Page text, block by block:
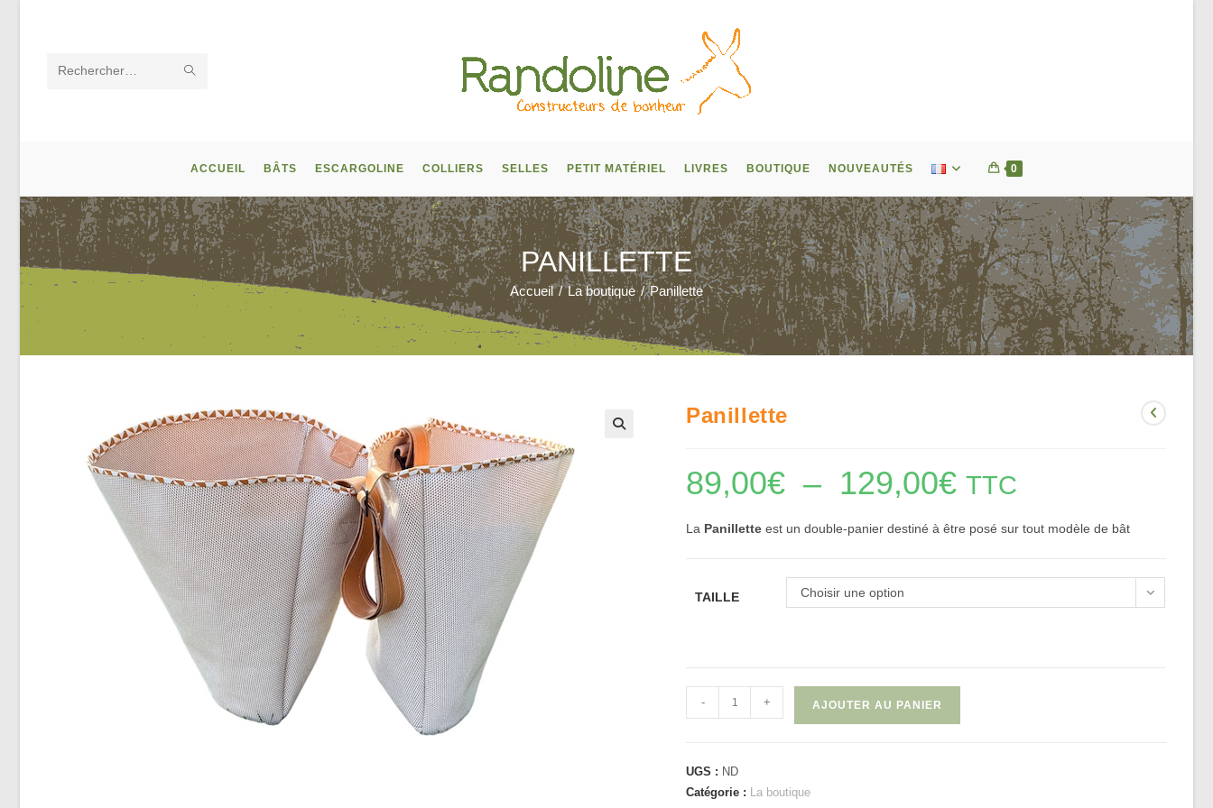
Rechercher
ACCUEIL BÂTS ESCARGOLINE COLLIERS SELLES PETIT MATÉRIEL LIVRES BOUTIQUE NOUVEAUTÉS 0
PANILLETTE
Accueil / La boutique / Panillette
Panillette
89,00€ – 129,00€ prix :
129,00€
TTC
La Panillette est un double-panier destiné à être posé sur tout modèle de bât
TAILLE Choisir une option
de
- + AJOUTER AU PANIER
UGS : ND
Catégorie : La boutique